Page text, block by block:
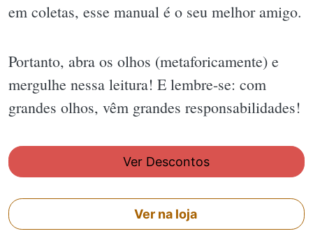
em coletas, esse manual é o seu melhor amigo.
Portanto, abra os olhos (metaforicamente) e
mergulhe nessa leitura! E lembre-se: com
grandes olhos, vêm grandes responsabilidades!
Ver Descontos
Ver na loja